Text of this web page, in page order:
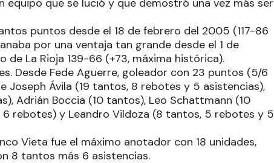
puntos desde el 18 de febrero del 2005 (117-86
por una ventaja tan grande desde el 1 de
La Rioja 139-66 (+73, máxima histórica).
Desde Fede Aguerre, goleador con 23 puntos (5/6
Joseph Ávila (19 tantos, 8 rebotes y 5 asistencias),
Adrián Boccia (10 tantos), Leo Schattmann (10
6 rebotes) y Leandro Vildoza (8 tantos, 5 rebotes y 5
Vieta fue el máximo anotador con 18 unidades,
8 tantos más 6 asistencias.